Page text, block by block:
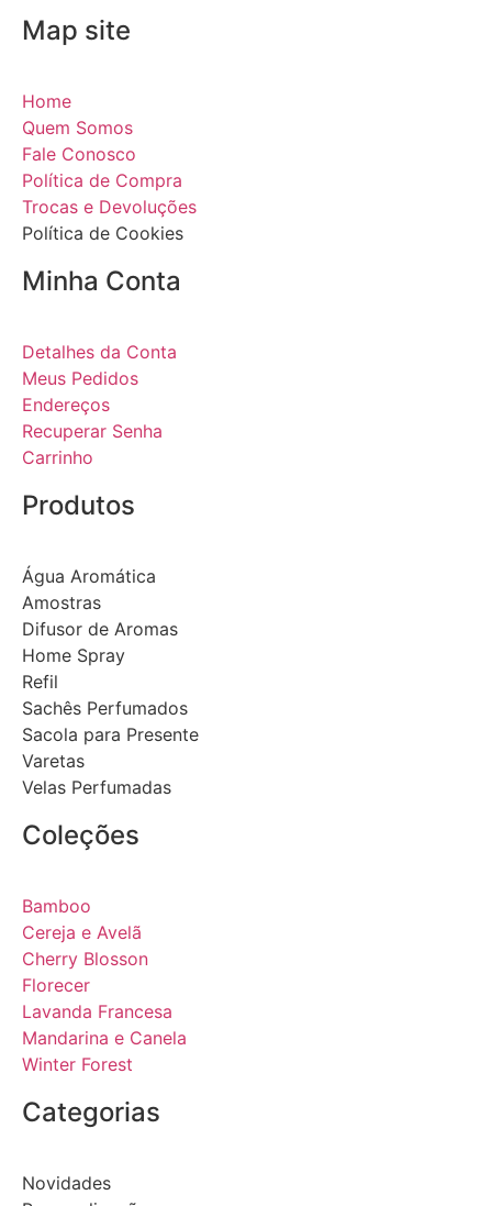
Map site
Home
Quem Somos
Fale Conosco
Política de Compra
Trocas e Devoluções
Política de Cookies
Minha Conta
Detalhes da Conta
Meus Pedidos
Endereços
Recuperar Senha
Carrinho
Produtos
Água Aromática
Amostras
Difusor de Aromas
Home Spray
Refil
Sachês Perfumados
Sacola para Presente
Varetas
Velas Perfumadas
Coleções
Bamboo
Cereja e Avelã
Cherry Blosson
Florecer
Lavanda Francesa
Mandarina e Canela
Winter Forest
Categorias
Novidades